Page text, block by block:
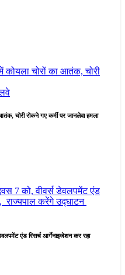
चोरी रोकने गए कर्मी पर जानलेवा हमला
एंड रिसर्च आर्गेनाइजेशन कर रहा